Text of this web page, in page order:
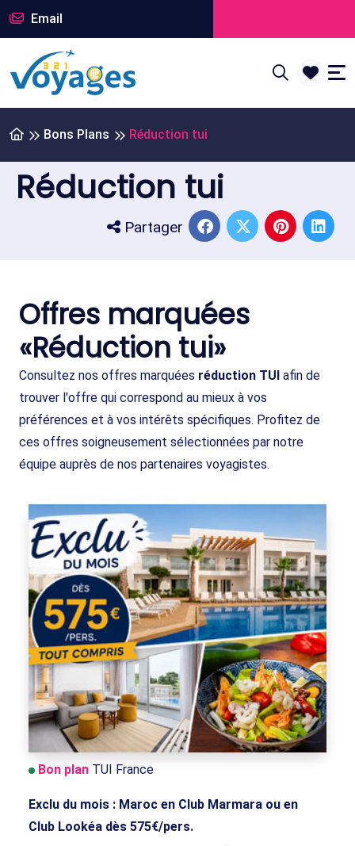
Email
Bons Plans Réduction tui
Réduction tui
Partager
Offres marquées
«Réduction tui»
Consultez nos offres marquées réduction TUI afin de
trouver l'offre qui correspond au mieux à vos
préférences et à vos intérêts spécifiques. Profitez de
ces offres soigneusement sélectionnées par notre
équipe auprès de nos partenaires voyagistes.
Bon plan TUI France
Exclu du mois : Maroc en Club Marmara ou en
Club Lookéa dès 575€/pers.